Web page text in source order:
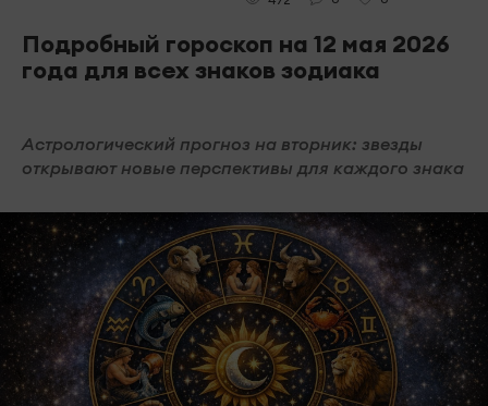
Подробный гороскоп на 12 мая 2026
года для всех знаков зодиака
Астрологический прогноз на вторник: звезды
открывают новые перспективы для каждого знака